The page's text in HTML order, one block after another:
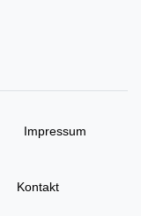
Impressum
Kontakt